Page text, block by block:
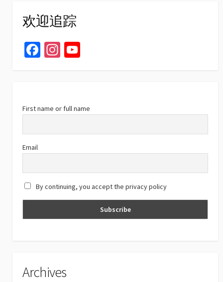
欢迎追踪
Fa
o
k
In
m b
e
a
n
el
First name or full name
Email
By continuing, you accept the privacy policy
Archives